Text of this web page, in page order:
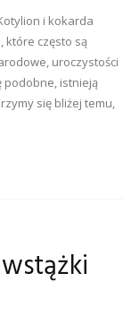
i kokarda
często są
uroczystości
podobne, istnieją
się bliżej temu,